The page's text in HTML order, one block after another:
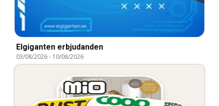
Elgiganten erbjudanden
03/08/2026- 10/08/2026